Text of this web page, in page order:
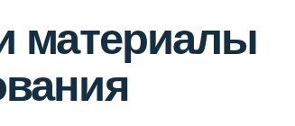
материалы